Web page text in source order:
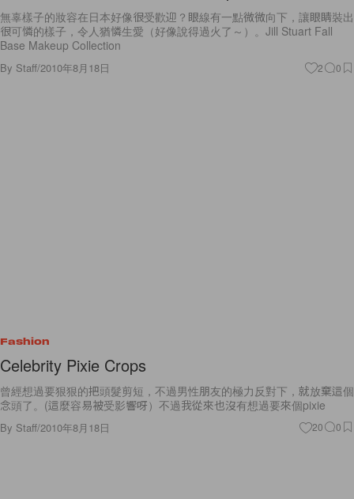
無辜樣子的妝容在日本好像很受歡迎？眼線有一點微微向下，讓眼睛裝出
很可憐的樣子，令人猶憐生愛（好像說得過火了～）。Jill Stuart Fall
Base Makeup Collection
By Staff/2010年8月18日 2 0
Fashion
Celebrity Pixie Crops
曾經想過要狠狠的把頭髮剪短，不過男性朋友的極力反對下，就放棄這個
念頭了。(這麼容易被受影響呀）不過我從來也沒有想過要來個pixie
By Staff/2010年8月18日 20 0